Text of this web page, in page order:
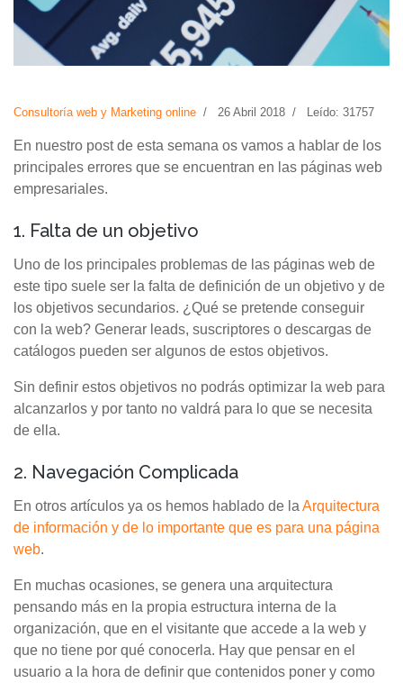
Consultoría web y Marketing online 26 Abril 2018 Leído: 31757
En nuestro post de esta semana os vamos a hablar de los
principales errores que se encuentran en las páginas web
empresariales.
1. Falta de un objetivo
Uno de los principales problemas de las páginas web de
este tipo suele ser la falta de definición de un objetivo y de
los objetivos secundarios. ¿Qué se pretende conseguir
con la web? Generar leads, suscriptores o descargas de
catálogos pueden ser algunos de estos objetivos.
Sin definir estos objetivos no podrás optimizar la web para
alcanzarlos y por tanto no valdrá para lo que se necesita
de ella.
2. Navegación Complicada
En otros artículos ya os hemos hablado de la Arquitectura
de información y de lo importante que es para una página
web.
En muchas ocasiones, se genera una arquitectura
pensando más en la propia estructura interna de la
organización, que en el visitante que accede a la web y
que no tiene por qué conocerla. Hay que pensar en el
usuario a la hora de definir que contenidos poner y como